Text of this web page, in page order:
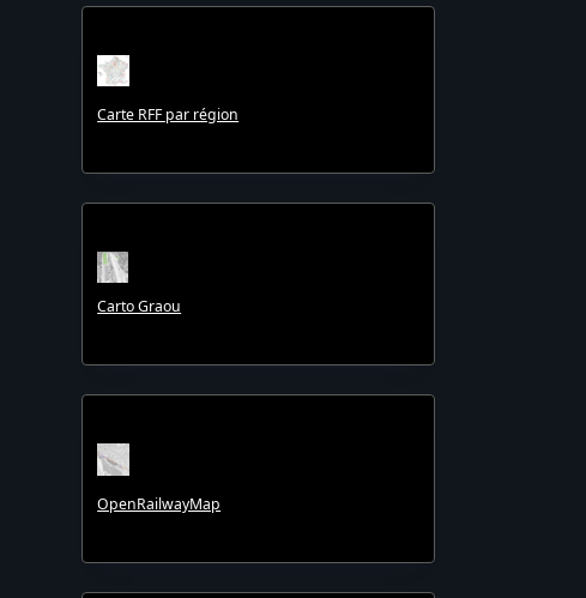
Carte RFF par région
Carto Graou
OpenRailwayMap